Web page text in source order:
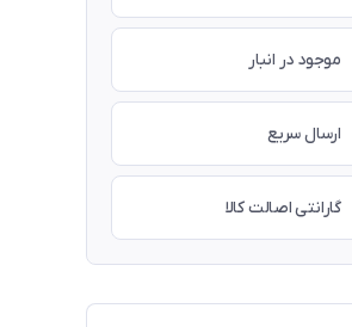
موجود در انبار
ارسال سریع
گارانتی اصالت کالا